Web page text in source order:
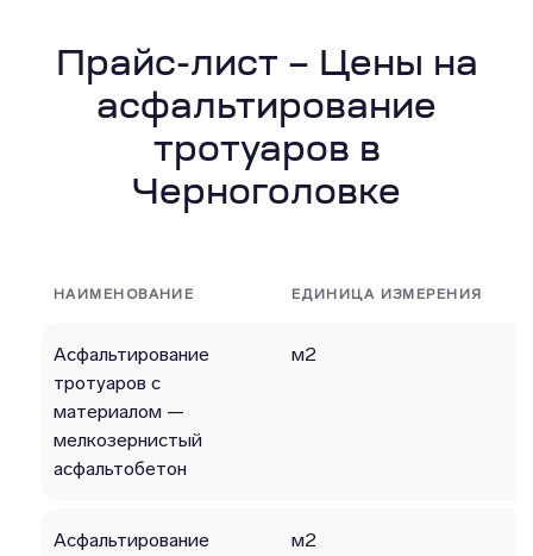
Прайс-лист – Цены на
асфальтирование
тротуаров в
Черноголовке
НАИМЕНОВАНИЕ ЕДИНИЦА ИЗМЕРЕНИЯ
Асфальтирование
тротуаров с
материалом —
мелкозернистый
асфальтобетон
м2
Асфальтирование
м2